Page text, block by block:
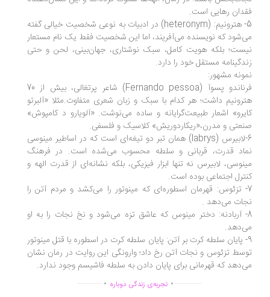
رهایی است.
5- هترونیم: (heteronym) در ادبیات به نوعی شخصیت خیالی گفته
که نویسنده می‌آفریند، اما این شخصیت فقط یک نام مستعار
بلکه هویت کامل، سبک نوشتاری، جهان‌بینی، لحن و حتی
مستقل خود را دارد.
مشهور:
فرناندو پسوآ (Fernando pessoa) شاعر پرتغالی، بیش از 70
داشت؛ هر کدام با سبک و زبان شعری متفاوت.مثلا «آلبرتو
اشعار طبیعت‌گرایانه و ساده می‌نوشت. «آلویارو د کامپوش»
و مدرن،«ریکاردوریش» کلاسیک و فلسفی.
6-لابیرس (labrys) همان تبر دو تیغه‌ای است که در اساطیر مینوسی
قدرت، قربانی و سلطه محسوب می‌شده است. در فرهنگ
لابیرس نه تنها ابزار فیزیکی، بلکه نشانه‌ای از قدرت الهه و
اجتماعی بوده است.
تزئوس: قهرمان اسطوره‌ای که مینوتور را می‌کشد و مردم آتن را
می‌دهد .
آربادنه: دختر مینوس که عاشق تزه می‌شود و نخ نجات را به او
پایان سلطه کرت بر آتن: پایان سلطه کرت در اسطوره با قتل مینوتور
تزئوس و نجات آتن رخ داد؛ وارونگی این روایت در رمان نشان
که قهرمانی برای پایان دادن به سلطه فاشیسم وجود ندارد.
...............
. تجربه‌ی زندگی دوباره.
..............